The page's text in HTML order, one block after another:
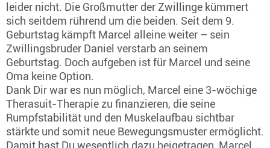
leider nicht. Die Großmutter der Zwillinge kümmert
sich seitdem rührend um die beiden. Seit dem 9.
Geburtstag kämpft Marcel alleine weiter – sein
Zwillingsbruder Daniel verstarb an seinem
Geburtstag. Doch aufgeben ist für Marcel und seine
Oma keine Option.
Dank Dir war es nun möglich, Marcel eine 3-wöchige
Therasuit-Therapie zu finanzieren, die seine
Rumpfstabilität und den Muskelaufbau sichtbar
stärkte und somit neue Bewegungsmuster ermöglicht.
Damit hast Du wesentlich dazu beigetragen, Marcel